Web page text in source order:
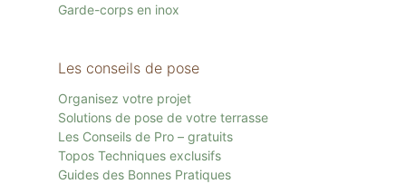
Garde-corps en inox
Les conseils de pose
Organisez votre projet
Solutions de pose de votre terrasse
Les Conseils de Pro – gratuits
Topos Techniques exclusifs
Guides des Bonnes Pratiques